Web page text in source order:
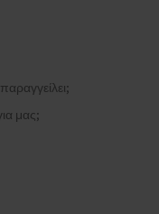
μας;